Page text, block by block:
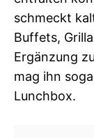
schmeckt
Buffets,
Ergänzung
mag ihn
Lunchbox.